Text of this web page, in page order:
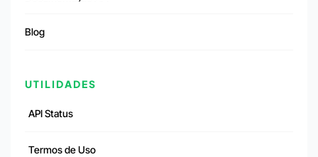
Blog
UTILIDADES
API Status
Termos de Uso